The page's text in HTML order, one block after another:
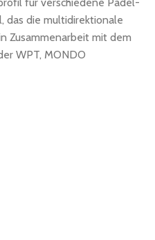
für verschiedene Padel-
das die multidirektionale
Zusammenarbeit mit dem
WPT, MONDO